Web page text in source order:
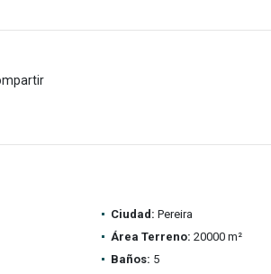
Ciudad: Pereira
Área Terreno: 20000 m²
Baños: 5